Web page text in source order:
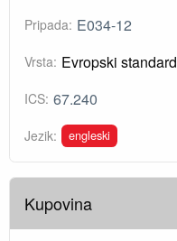
Pripada: E034-12
Vrsta: Evropski standard
ICS: 67.240
Jezik: engleski
Kupovina